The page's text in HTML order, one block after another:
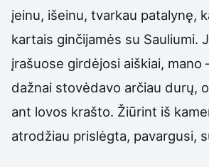
įeinu, išeinu, tvarkau patalynę,
kartais ginčijamės su Sauliumi.
įrašuose girdėjosi aiškiai,
dažnai stovėdavo arčiau durų,
ant lovos krašto. Žiūrint iš
atrodžiau prislėgta, pavargusi,